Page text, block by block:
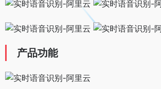
产品功能